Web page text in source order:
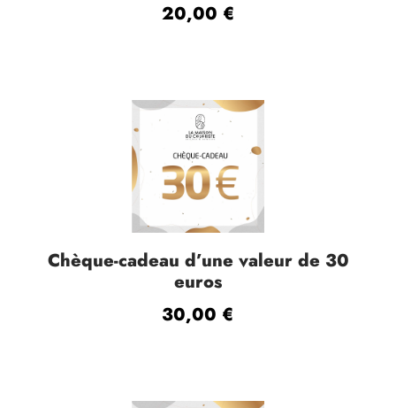
20,00 €
Chèque-cadeau d’une valeur de 30
euros
30,00 €